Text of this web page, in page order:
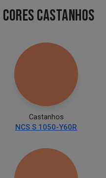
CASTANHOS
Castanhos
NCS S 1050-Y60R